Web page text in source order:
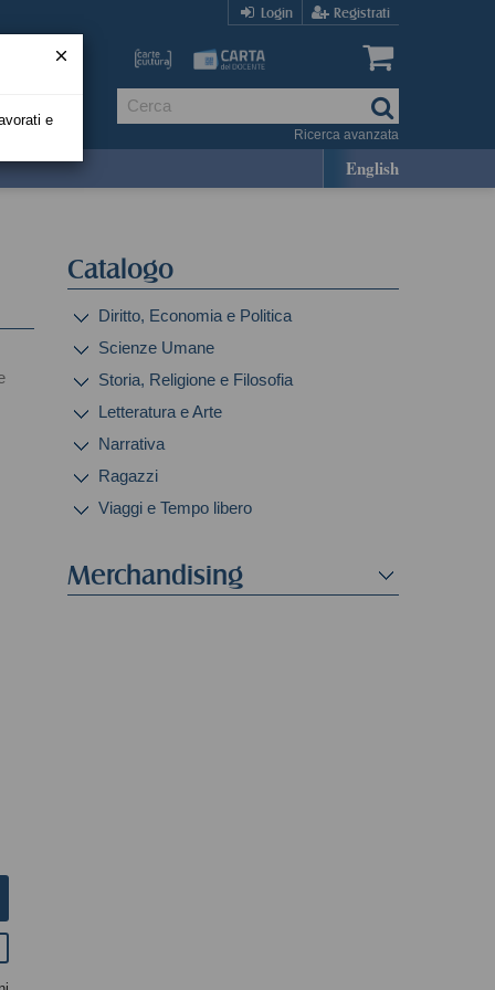
Login Registrati
Ricerca avanzata
English
Catalogo
Diritto, Economia e Politica
Scienze Umane
Storia, Religione e Filosofia
Letteratura e Arte
Narrativa
Ragazzi
Viaggi e Tempo libero
Merchandising
e